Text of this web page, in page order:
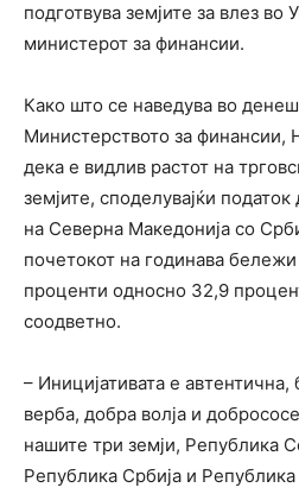
подготвува земјите за влез во
министерот за финансии.
Како што се наведува во
Министерството за финансии,
дека е видлив растот на
земјите, споделувајќи
на Северна Македонија со
почетокот на годинава
проценти односно 32,9
соодветно.
– Иницијативата е
верба, добра волја и
нашите три земји, Република
Република Србија и